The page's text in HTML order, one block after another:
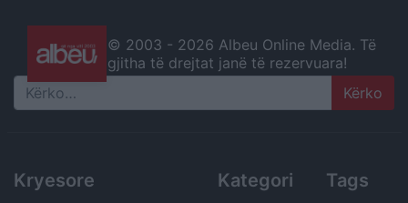
© 2003 - 2026 Albeu Online Media. Të
gjitha të drejtat janë të rezervuara!
Search
Kryesore Kategori Tags